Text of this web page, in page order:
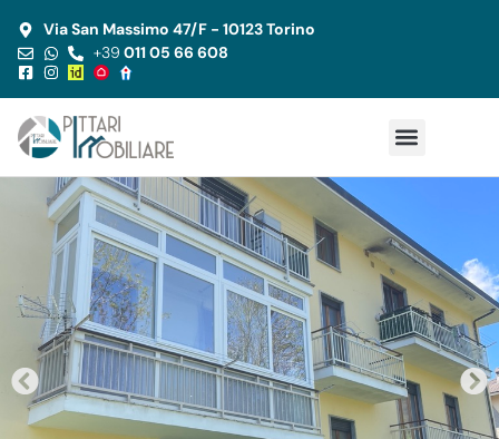
Via San Massimo 47/F - 10123 Torino
+39 011 05 66 608